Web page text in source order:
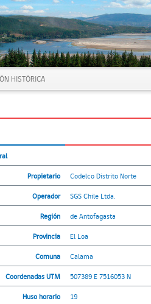
HISTÓRICA
Propietario Codelco Distrito Norte
Operador SGS Chile Ltda.
Región de Antofagasta
Provincia El Loa
Comuna Calama
Coordenadas UTM 507389 E 7516053 N
Huso horario 19